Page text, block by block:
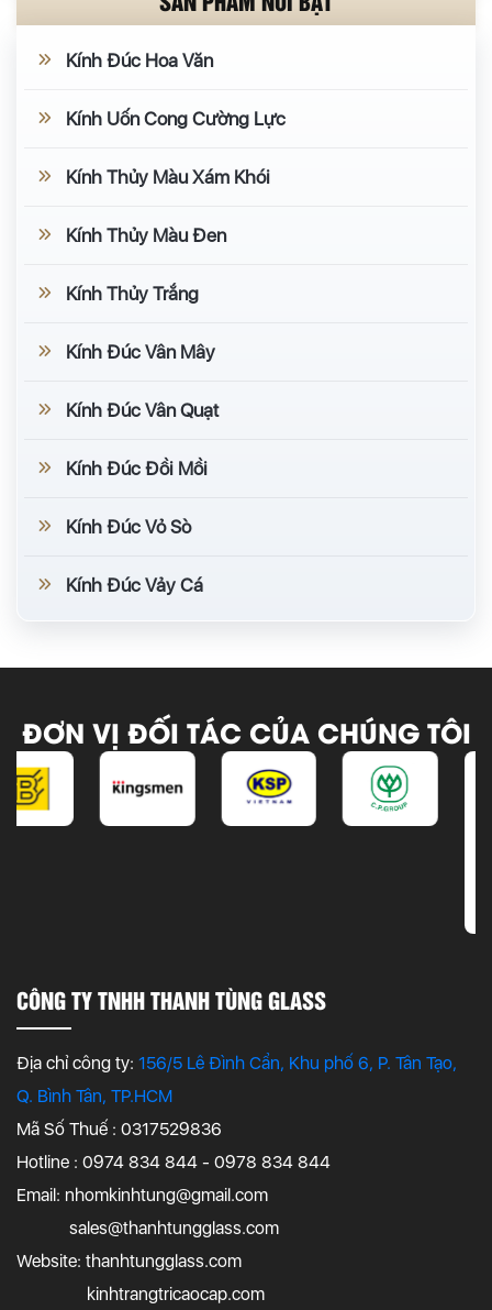
Kính Đúc Hoa Văn
Kính Uốn Cong Cường Lực
Kính Thủy Màu Xám Khói
Kính Thủy Màu Đen
Kính Thủy Trắng
Kính Đúc Vân Mây
Kính Đúc Vân Quạt
Kính Đúc Đồi Mồi
Kính Đúc Vỏ Sò
Kính Đúc Vảy Cá
ĐƠN VỊ ĐỐI TÁC CỦA CHÚNG TÔI
CÔNG TY TNHH THANH TÙNG GLASS
Địa chỉ công ty: 156/5 Lê Đình Cẩn, Khu phố 6, P. Tân Tạo,
Q. Bình Tân, TP.HCM
Mã Số Thuế : 0317529836
Hotline : 0974 834 844 - 0978 834 844
Email: nhomkinhtung@gmail.com
sales@thanhtungglass.com
Website: thanhtungglass.com
kinhtrangtricaocap.com